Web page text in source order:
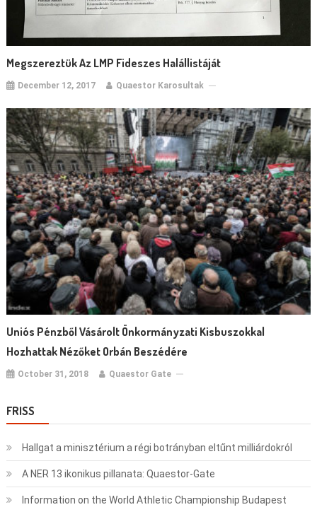
Megszereztük Az LMP Fideszes Halállistáját
December 12, 2017 Quaestor Karosultak
Uniós Pénzből Vásárolt Önkormányzati Kisbuszokkal
Hozhattak Nézőket Orbán Beszédére
October 31, 2018 Quaestor Gate
FRISS
Hallgat a minisztérium a régi botrányban eltűnt milliárdokról
A NER 13 ikonikus pillanata: Quaestor-Gate
Information on the World Athletic Championship Budapest